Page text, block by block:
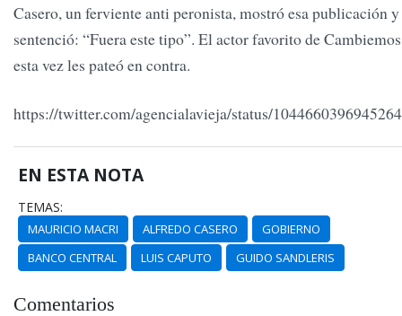
Casero, un ferviente anti peronista, mostró esa publicación y
sentenció: “Fuera este tipo”. El actor favorito de
esta vez les pateó en contra.
https://twitter.com/agencialavieja/status/
EN ESTA NOTA
TEMAS:
MAURICIO MACRI ALFREDO CASERO
GOBIERNO
BANCO CENTRAL
LUIS CAPUTO GUIDO SANDLERIS
Comentarios